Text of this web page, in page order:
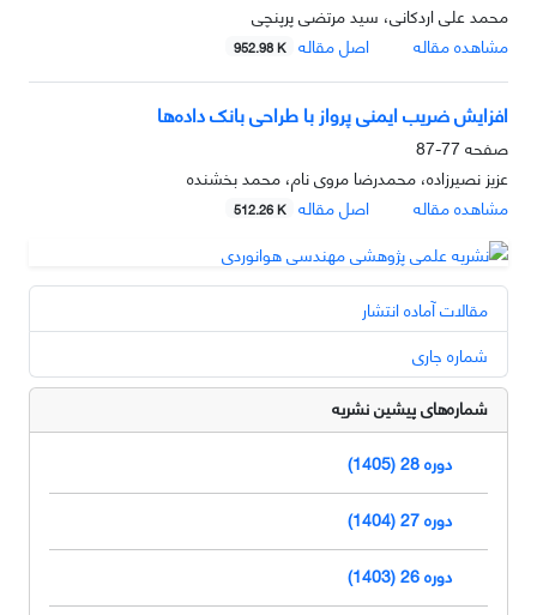
محمد علی اردکانی، سید مرتضی پرپنچی
مشاهده مقاله
اصل مقاله 952.98 K
افزایش ضریب ایمنی پرواز با طراحی بانک داده‌ها
صفحه77-87
عزیز نصیرزاده، محمدرضا مروی نام، محمد بخشنده
مشاهده مقاله
اصل مقاله 512.26 K
مقالات آماده انتشار
شماره جاری
شماره‌های پیشین نشریه
دوره 28 (1405)
دوره 27 (1404)
دوره 26 (1403)